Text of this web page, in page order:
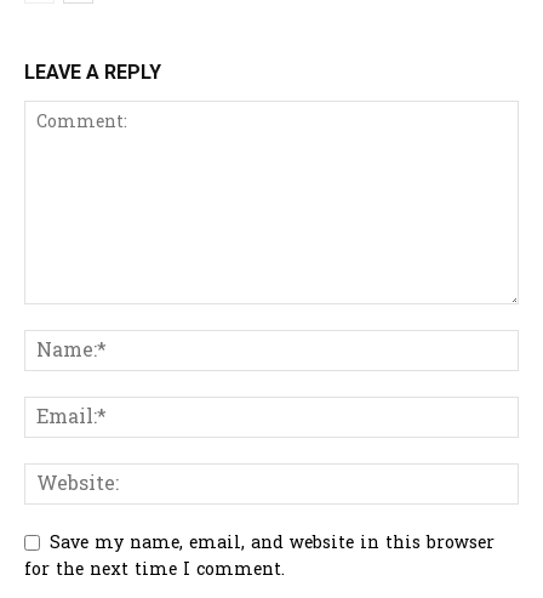
LEAVE A REPLY
Save my name, email, and website in this browser
for the next time I comment.